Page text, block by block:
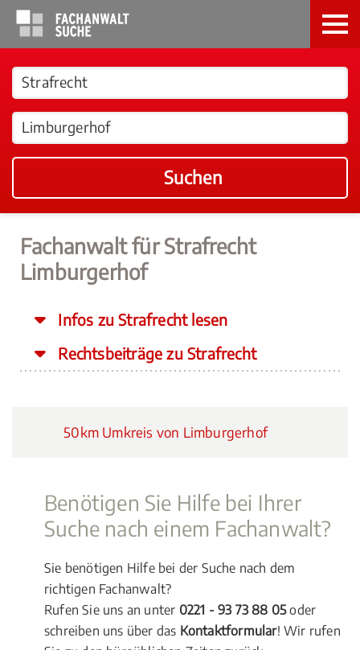
Suchen
Fachanwalt für Strafrecht
Limburgerhof
Infos zu Strafrecht lesen
Rechtsbeiträge zu Strafrecht
50km Umkreis von Limburgerhof
Benötigen Sie Hilfe bei Ihrer
Suche nach einem Fachanwalt?
Sie benötigen Hilfe bei der Suche nach dem
richtigen Fachanwalt?
Rufen Sie uns an unter 0221 - 93 73 88 05oder
schreiben uns über das Kontaktformular! Wir rufen